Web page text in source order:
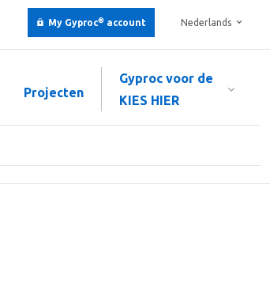
Nederlands
My Gyproc® account
Gyproc voor de
KIES HIER
Projecten